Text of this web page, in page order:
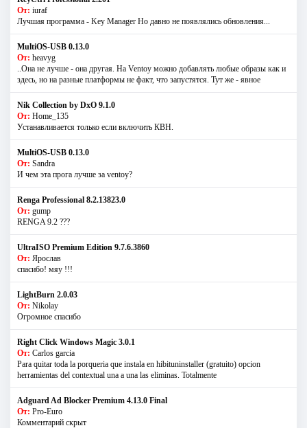
От: iuraf
Лучшая программа - Key Manager Но давно не появлялись обновления...
MultiOS-USB 0.13.0
От: heavyg
..Она не лучше - она другая. На Ventoy можно добавлять любые образы как и
здесь, но на разные платформы не факт, что запустятся. Тут же - явное
Nik Collection by DxO 9.1.0
От: Home_135
Устанавливается только если включить КВН.
MultiOS-USB 0.13.0
От: Sandra
И чем эта прога лучше за ventoy?
Renga Professional 8.2.13823.0
От: gump
RENGA 9.2 ???
UltraISO Premium Edition 9.7.6.3860
От: Ярослав
спасибо! мяу !!!
LightBurn 2.0.03
От: Nikolay
Огромное спасибо
Right Click Windows Magic 3.0.1
От: Carlos garcia
Para quitar toda la porqueria que instala en hibituninstaller (gratuito) opcion
herramientas del contextual una a una las eliminas. Totalmente
Adguard Ad Blocker Premium 4.13.0 Final
От: Pro-Euro
Комментарий скрыт